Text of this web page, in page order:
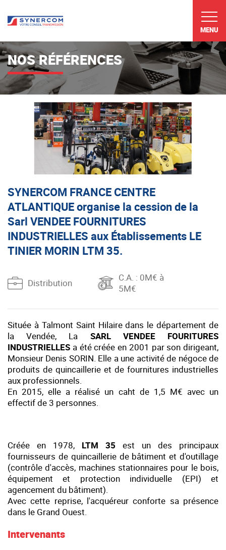
MENU
NOS RÉFÉRENCES
SYNERCOM FRANCE CENTRE
ATLANTIQUE organise la cession de la
Sarl VENDEE FOURNITURES
INDUSTRIELLES aux Établissements LE
TINIER MORIN LTM 35.
Distribution C.A. : 0M€ à
5M€
Située à Talmont Saint Hilaire dans le département de
la Vendée, La SARL VENDEE FOURITURES
INDUSTRIELLES a été créée en 2001 par son dirigeant,
Monsieur Denis SORIN. Elle a une activité de négoce de
produits de quincaillerie et de fournitures industrielles
aux professionnels.
En 2015, elle a réalisé un caht de 1,5 M€ avec un
effectif de 3 personnes.
Créée en 1978, LTM 35 est un des principaux
fournisseurs de quincaillerie de bâtiment et d'outillage
(contrôle d'accès, machines stationnaires pour le bois,
équipement et protection individuelle (EPI) et
agencement du bâtiment).
Avec cette reprise, l'acquéreur conforte sa présence
dans le Grand Ouest.
Intervenants